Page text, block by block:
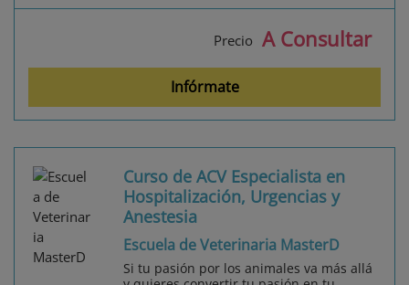
Precio A Consultar
Infórmate
Curso de ACV Especialista en
Hospitalización, Urgencias y
Anestesia
Escuela de Veterinaria MasterD
Si tu pasión por los animales va más allá